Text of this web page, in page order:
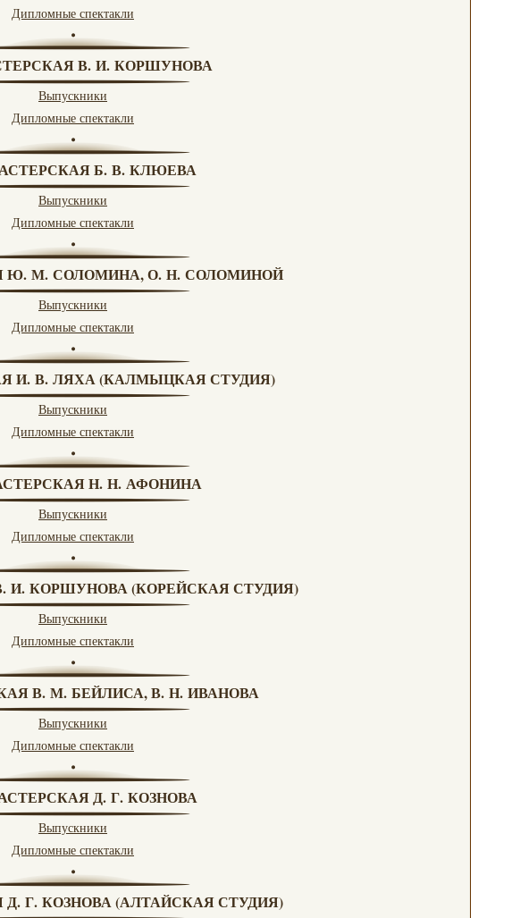
Дипломные спектакли
В. И. КОРШУНОВА
Выпускники
Дипломные спектакли
Б. В. КЛЮЕВА
Выпускники
Дипломные спектакли
Ю. М. СОЛОМИНА, О. Н. СОЛОМИНОЙ
Выпускники
Дипломные спектакли
И. В. ЛЯХА (КАЛМЫЦКАЯ СТУДИЯ)
Выпускники
Дипломные спектакли
Н. Н. АФОНИНА
Выпускники
Дипломные спектакли
И. КОРШУНОВА (КОРЕЙСКАЯ СТУДИЯ)
Выпускники
Дипломные спектакли
В. М. БЕЙЛИСА, В. Н. ИВАНОВА
Выпускники
Дипломные спектакли
Д. Г. КОЗНОВА
Выпускники
Дипломные спектакли
Д. Г. КОЗНОВА (АЛТАЙСКАЯ СТУДИЯ)